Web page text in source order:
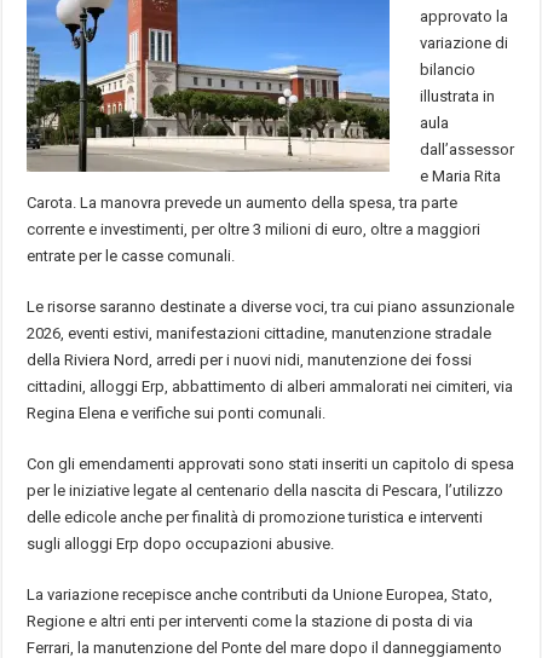
approvato la
variazione di
bilancio
illustrata in
aula
dall’assessor
e Maria Rita
Carota. La manovra prevede un aumento della spesa, tra parte
corrente e investimenti, per oltre 3 milioni di euro, oltre a maggiori
entrate per le casse comunali.
Le risorse saranno destinate a diverse voci, tra cui piano assunzionale
2026, eventi estivi, manifestazioni cittadine, manutenzione stradale
della Riviera Nord, arredi per i nuovi nidi, manutenzione dei fossi
cittadini, alloggi Erp, abbattimento di alberi ammalorati nei cimiteri, via
Regina Elena e verifiche sui ponti comunali.
Con gli emendamenti approvati sono stati inseriti un capitolo di spesa
per le iniziative legate al centenario della nascita di Pescara, l’utilizzo
delle edicole anche per finalità di promozione turistica e interventi
sugli alloggi Erp dopo occupazioni abusive.
La variazione recepisce anche contributi da Unione Europea, Stato,
Regione e altri enti per interventi come la stazione di posta di via
Ferrari, la manutenzione del Ponte del mare dopo il danneggiamento